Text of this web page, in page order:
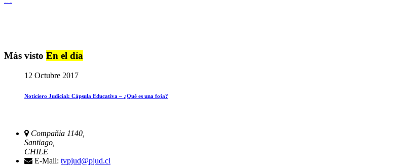
Más visto En el día
12 Octubre 2017
Noticiero Judicial: Cápsula Educativa – ¿Qué es una foja?
Compañia 1140,
Santiago,
CHILE
E-Mail: tvpjud@pjud.cl